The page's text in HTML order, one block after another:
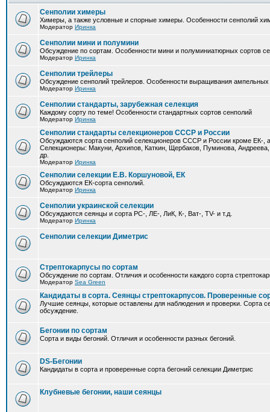
Сенполии химеры
Химеры, а также условные и спорные химеры. Особенности сенполий
Модератор Иринка
Сенполии мини и полумини
Обсуждение по сортам. Особенности мини и полуминиатюрных сортов
Модератор Иринка
Сенполии трейлеры
Обсуждение сенполий трейлеров. Особенности выращивания
Модератор Иринка
Сенполии стандарты, зарубежная селекция
Каждому сорту по теме! Особенности стандартных сортов сенполий
Модератор Иринка
Сенполии стандарты селекционеров СССР и России
Обсуждаются сорта сенполий селекционеров СССР и России кроме ЕК-,
Селекционеры: Макуни, Архипов, Каткин, Щербаков, Пуминова,
др.
Модератор Иринка
Сенполии селекции Е.В. Коршуновой, ЕК
Обсуждаются ЕК-сорта сенполий.
Модератор Иринка
Сенполии украинской селекции
Обсуждаются сеянцы и сорта РС-, ЛЕ-, ЛиК, К-, Ват-, TV- и т.д.
Модератор Иринка
Сенполии селекции Диметрис
Стрептокарпусы по сортам
Обсуждение по сортам. Отличия и особенности каждого сорта
Модератор Sea Green
Кандидаты в сорта. Сеянцы стрептокарпусов. Проверенные
Лучшие сеянцы, которые оставлены для наблюдения и проверки. Сорта
обсуждение.
Бегонии по сортам
Сорта и виды бегоний. Отличия и особенности разных бегоний.
DS-Бегонии
Кандидаты в сорта и проверенные сорта бегоний селекции Диметрис
Клубневые бегонии, наши сеянцы